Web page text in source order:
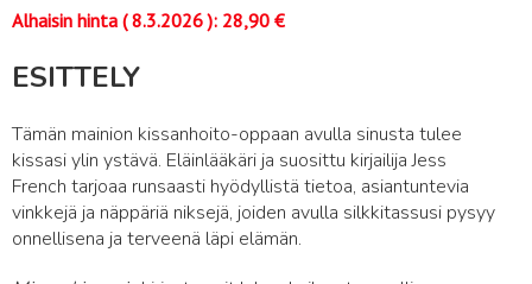
Alhaisin hinta (8.3.2026): 28,90 €
ESITTELY
Tämän mainion kissanhoito-oppaan avulla sinusta tulee
kissasi ylin ystävä. Eläinlääkäri ja suosittu kirjailija Jess
French tarjoaa runsaasti hyödyllistä tietoa, asiantuntevia
vinkkejä ja näppäriä niksejä, joiden avulla silkkitassusi pysyy
onnellisena ja terveenä läpi elämän.